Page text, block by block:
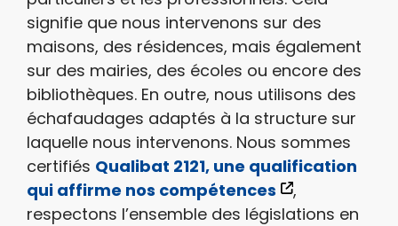
signifie que nous intervenons sur des
maisons, des résidences, mais également
sur des mairies, des écoles ou encore des
bibliothèques. En outre, nous utilisons des
échafaudages adaptés à la structure sur
laquelle nous intervenons. Nous sommes
certifiés Qualibat 2121, une qualification
qui affirme nos compétences
,
respectons l’ensemble des législations en